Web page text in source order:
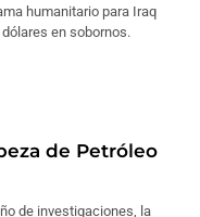
humanitario para Iraq
en sobornos.
de Petróleo
de investigaciones, la